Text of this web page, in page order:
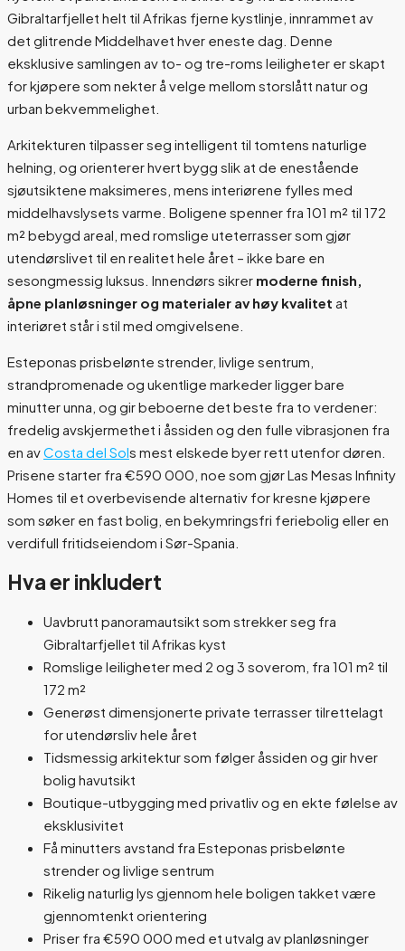
Gibraltarfjellet helt til Afrikas fjerne kystlinje, innrammet av
det glitrende Middelhavet hver eneste dag. Denne
eksklusive samlingen av to- og tre-roms leiligheter er skapt
for kjøpere som nekter å velge mellom storslått natur og
urban bekvemmelighet.
Arkitekturen tilpasser seg intelligent til tomtens naturlige
helning, og orienterer hvert bygg slik at de enestående
sjøutsiktene maksimeres, mens interiørene fylles med
middelhavslysets varme. Boligene spenner fra 101 m² til 172
m² bebygd areal, med romslige uteterrasser som gjør
utendørslivet til en realitet hele året – ikke bare en
sesongmessig luksus. Innendørs sikrer moderne finish,
åpne planløsninger og materialer av høy kvalitet at
interiøret står i stil med omgivelsene.
Esteponas prisbelønte strender, livlige sentrum,
strandpromenade og ukentlige markeder ligger bare
minutter unna, og gir beboerne det beste fra to verdener:
fredelig avskjermethet i åssiden og den fulle vibrasjonen fra
en avCosta del Sols mest elskede byer rett utenfor døren.
Prisene starter fra €590 000, noe som gjør Las Mesas Infinity
Homes til et overbevisende alternativ for kresne kjøpere
som søker en fast bolig, en bekymringsfri feriebolig eller en
verdifull fritidseiendom i Sør-Spania.
Hva er inkludert
Uavbrutt panoramautsikt som strekker seg fra
Gibraltarfjellet til Afrikas kyst
Romslige leiligheter med 2 og 3 soverom, fra 101 m² til
172 m²
Generøst dimensjonerte private terrasser tilrettelagt
for utendørsliv hele året
Tidsmessig arkitektur som følger åssiden og gir hver
bolig havutsikt
Boutique-utbygging med privatliv og en ekte følelse av
eksklusivitet
Få minutters avstand fra Esteponas prisbelønte
strender og livlige sentrum
Rikelig naturlig lys gjennom hele boligen takket være
gjennomtenkt orientering
Priser fra €590 000 med et utvalg av planløsninger